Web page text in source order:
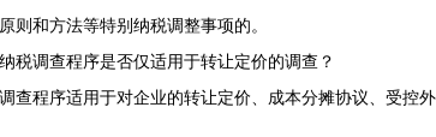
则和方法等特别纳税调整事项的。
调查程序是否仅适用于转让定价的调查？
程序适用于对企业的转让定价、成本分摊协议、受控